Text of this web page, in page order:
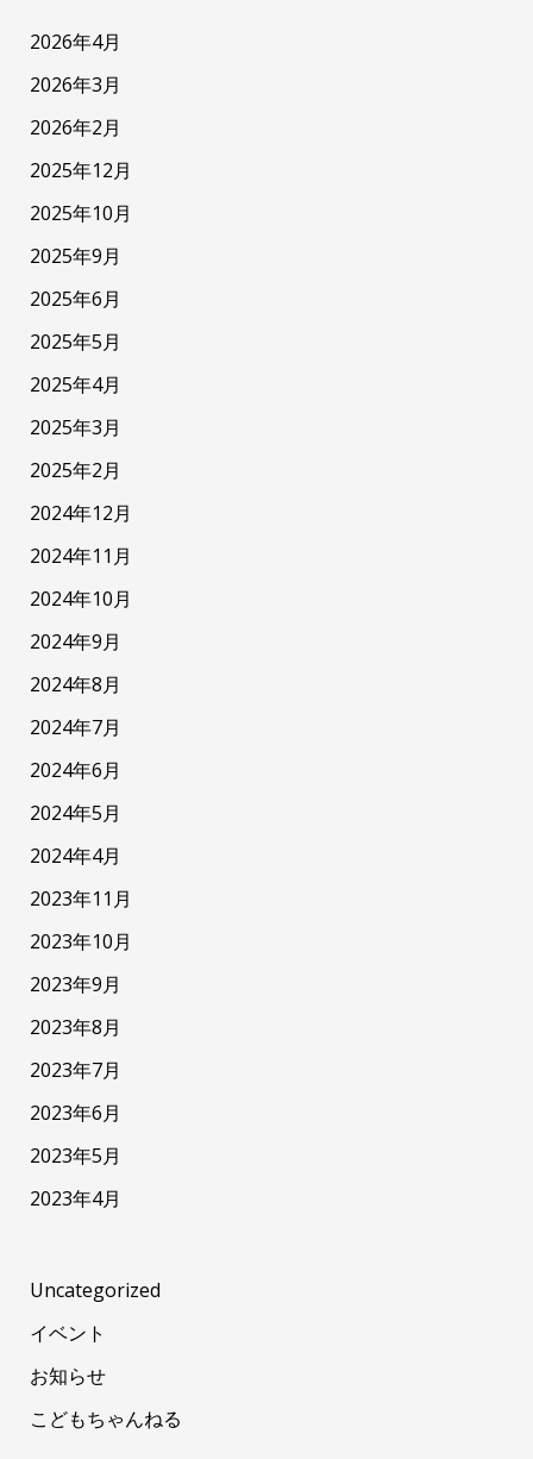
2026年4月
2026年3月
2026年2月
2025年12月
2025年10月
2025年9月
2025年6月
2025年5月
2025年4月
2025年3月
2025年2月
2024年12月
2024年11月
2024年10月
2024年9月
2024年8月
2024年7月
2024年6月
2024年5月
2024年4月
2023年11月
2023年10月
2023年9月
2023年8月
2023年7月
2023年6月
2023年5月
2023年4月
Uncategorized
イベント
お知らせ
こどもちゃんねる